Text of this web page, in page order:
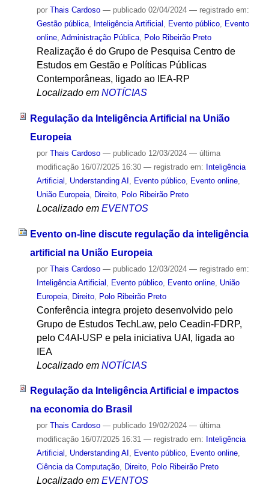
por Thais Cardoso — publicado02/04/2024 — registrado em:
Gestão pública, Inteligência Artificial , Evento público, Evento
online, Administração Pública, Polo Ribeirão Preto
Realização é do Grupo de Pesquisa Centro de
Estudos em Gestão e Políticas Públicas
Contemporâneas, ligado ao IEA-RP
Localizado em NOTÍCIAS
Regulação da Inteligência Artificial na União
Europeia
por Thais Cardoso — publicado12/03/2024 — última
modificação16/07/2025 16:30 — registrado em: Inteligência
Artificial
Understanding AI Evento público, Evento online,
União Europeia, Direito, Polo Ribeirão Preto
Localizado em EVENTOS
Evento on-line discute regulação da inteligência
artificial na União Europeia
por Thais Cardoso — publicado12/03/2024 — registrado em:
Inteligência Artificial
Evento público, Evento online, União
Europeia, Direito, Polo Ribeirão Preto
Conferência integra projeto desenvolvido pelo
Grupo de Estudos TechLaw, pelo Ceadin-FDRP,
pelo C4AI-USP e pela iniciativa UAI, ligada ao
IEA
Localizado em NOTÍCIAS
Regulação da Inteligência Artificial e impactos
na economia do Brasil
por Thais Cardoso — publicado19/02/2024 — última
modificação16/07/2025 16:31 — registrado em: Inteligência
Artificial , Understanding AI , Evento público, Evento online,
Ciência da Computação, Direito, Polo Ribeirão Preto
Localizado em EVENTOS